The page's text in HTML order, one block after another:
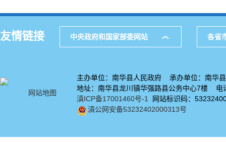
友情链接 中央政府和国家部委网站 各省
网站地图
主办单位：南华县人民政府 承办单位：南华
地址：南华县龙川镇华强路县公务中心7楼
滇ICP备17001460号-1
网站标识码：
滇公网安备53232402000313号